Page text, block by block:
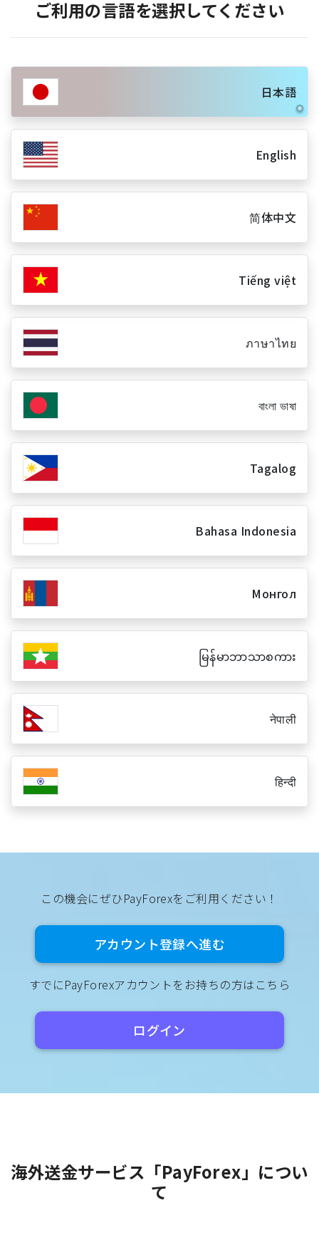
ご利用の言語を選択してください
日本語
English
简体中文
Tiếng việt
ภาษาไทย
বাংলা ভাষা
Tagalog
Bahasa Indonesia
Монгол
မြန်မာဘာသာစကား
नेपाली
हिन्दी
この機会にぜひPayForexをご利用ください！
すでにPayForexアカウントをお持ちの方はこちら
アカウント登録へ進む
ログイン
海外送金サービス「PayForex」につい
て